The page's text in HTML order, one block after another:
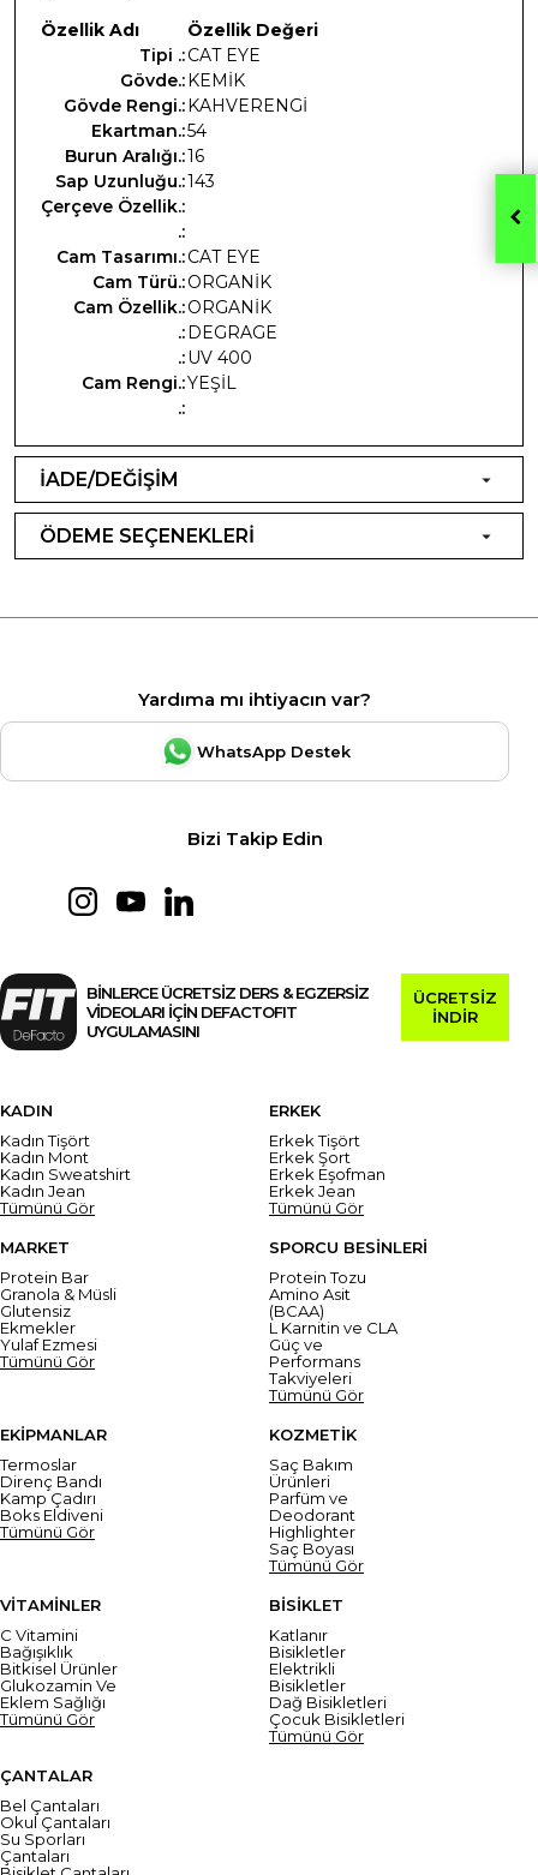
Özellik Adı
Özellik Değeri
Tipi .:CAT EYE
Gövde.:KEMİK
Gövde Rengi.:KAHVERENGİ
Ekartman.:54
Burun Aralığı.:16
Sap Uzunluğu.:143
Çerçeve Özellik.:
.:
Cam Tasarımı.:CAT EYE
Cam Türü.:ORGANİK
Cam Özellik.:ORGANİK
.:DEGRAGE
.:UV 400
Cam Rengi.:YEŞİL
.:
İADE/DEĞİŞİM
ÖDEME SEÇENEKLERİ
Yardıma mı ihtiyacın var?
WhatsApp Destek
Bizi Takip Edin
BİNLERCE ÜCRETSİZ DERS & EGZERSİZ
VİDEOLARI İÇİN DEFACTOFIT
UYGULAMASINI
ÜCRETSİZ
İNDİR
KADIN
Kadın Tişört
Kadın Mont
Kadın Sweatshirt
Kadın Jean
Tümünü Gör
ERKEK
Erkek Tişört
Erkek Şort
Erkek Eşofman
Erkek Jean
Tümünü Gör
MARKET
Protein Bar
Granola & Müsli
Glutensiz
Ekmekler
Yulaf Ezmesi
Tümünü Gör
SPORCU BESİNLERİ
Protein Tozu
Amino Asit
(BCAA)
L Karnitin ve CLA
Güç ve
Performans
Takviyeleri
Tümünü Gör
EKİPMANLAR
Termoslar
Direnç Bandı
Kamp Çadırı
Boks Eldiveni
Tümünü Gör
KOZMETİK
Saç Bakım
Ürünleri
Parfüm ve
Deodorant
Highlighter
Saç Boyası
Tümünü Gör
VİTAMİNLER
C Vitamini
Bağışıklık
Bitkisel Ürünler
Glukozamin Ve
Eklem Sağlığı
Tümünü Gör
BİSİKLET
Katlanır
Bisikletler
Elektrikli
Bisikletler
Dağ Bisikletleri
Çocuk Bisikletleri
Tümünü Gör
ÇANTALAR
Bel Çantaları
Okul Çantaları
Su Sporları
Çantaları